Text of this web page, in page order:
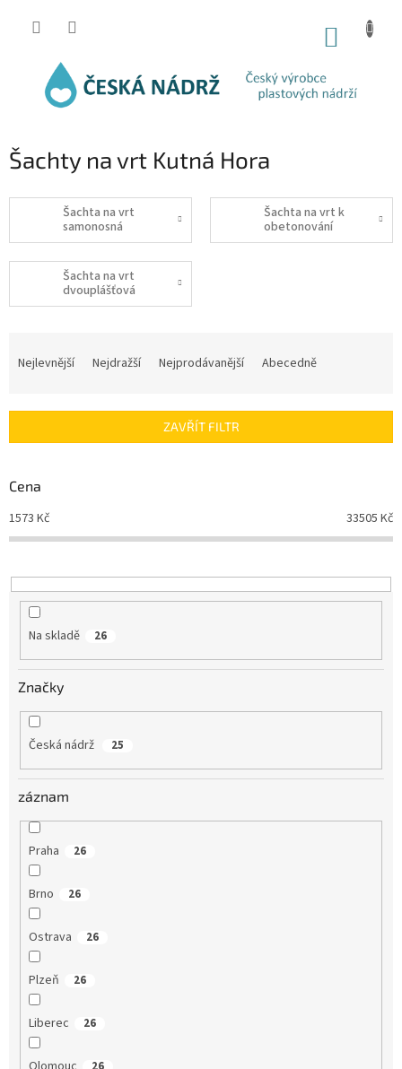
Šachty na vrt Kutná Hora
Šachta na vrt
samonosná
Šachta na vrt k
obetonování
Šachta na vrt
dvouplášťová
í
r
o
d
u
t
ů
Nejlevnější Nejdražší Nejprodávanější Abecedně
ZAVŘÍT FILTR
Cena
1573 Kč 33505 Kč
Na skladě 26
Značky
Česká nádrž 25
záznam
Praha 26
Brno 26
Ostrava 26
Plzeň 26
Liberec 26